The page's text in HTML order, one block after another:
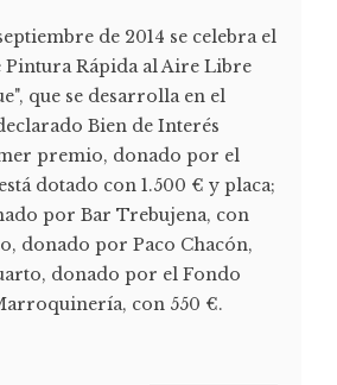
de 2014 se celebra el
Pintura Rápida al Aire Libre
que se desarrolla en el
Bien de Interés
premio, donado por el
dotado con 1.500 € y placa;
por Bar Trebujena, con
donado por Paco Chacón,
donado por el Fondo
con 550 €.